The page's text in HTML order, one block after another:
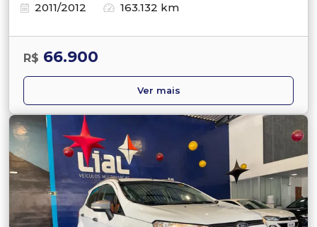
2011/2012
163.132 km
R$ 66.900
Ver mais